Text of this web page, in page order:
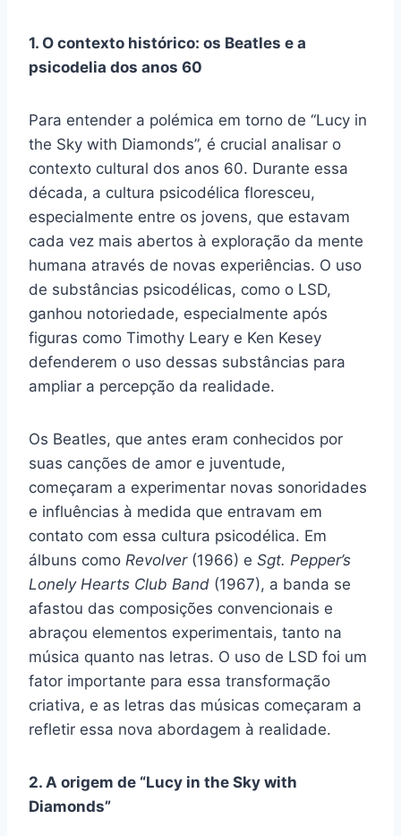
1. O contexto histórico: os Beatles e a
psicodelia dos anos 60
Para entender a polémica em torno de “Lucy in
the Sky with Diamonds”, é crucial analisar o
contexto cultural dos anos 60. Durante essa
década, a cultura psicodélica floresceu,
especialmente entre os jovens, que estavam
cada vez mais abertos à exploração da mente
humana através de novas experiências. O uso
de substâncias psicodélicas, como o LSD,
ganhou notoriedade, especialmente após
figuras como Timothy Leary e Ken Kesey
defenderem o uso dessas substâncias para
ampliar a percepção da realidade.
Os Beatles, que antes eram conhecidos por
suas canções de amor e juventude,
começaram a experimentar novas sonoridades
e influências à medida que entravam em
contato com essa cultura psicodélica. Em
álbuns como Revolver(1966) e Sgt. Pepper’s
Lonely Hearts Club Band (1967), a banda se
afastou das composições convencionais e
abraçou elementos experimentais, tanto na
música quanto nas letras. O uso de LSD foi um
fator importante para essa transformação
criativa, e as letras das músicas começaram a
refletir essa nova abordagem à realidade.
2. A origem de “Lucy in the Sky with
Diamonds”